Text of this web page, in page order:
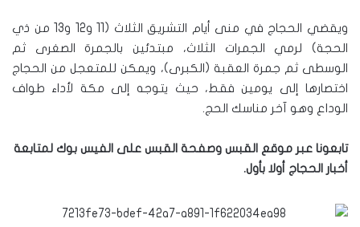
ويقضي الحجاج في منى أيام التشريق الثلاث (11 و12 و13 من ذي
الحجة) لرمي الجمرات الثلاث، مبتدئين بالجمرة الصغرى ثم
الوسطى ثم جمرة العقبة (الكبرى)، ويمكن للمتعجل من الحجاج
اختصارها إلى يومين فقط، حيث يتوجه إلى مكة لأداء طواف
الوداع وهو آخر مناسك الحج.
تابعونا عبر موقع القبس وصفحة القبس على الفيس بوك لمتابعة
أخبار الحجاج أولا بأول.